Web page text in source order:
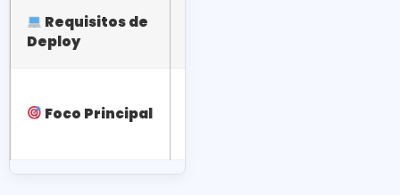
Requisitos de
Deploy
Foco Principal